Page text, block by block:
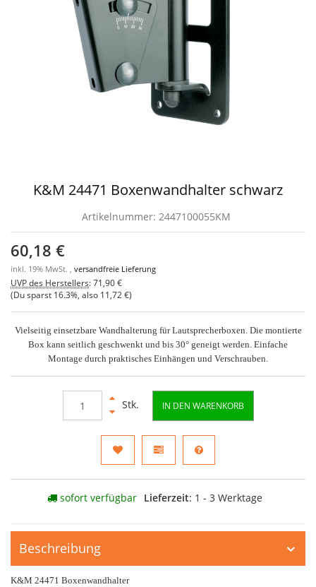
K&M 24471 Boxenwandhalter schwarz
Artikelnummer: 2447100055KM
60,18 €
inkl. 19% MwSt. , versandfreie Lieferung
UVP des Herstellers:71,90 €
(Du sparst 16.3% , also 11,72 €)
Vielseitig einsetzbare Wandhalterung für Lautsprecherboxen. Die montierte
Box kann seitlich geschwenkt und bis 30° geneigt werden. Einfache
Montage durch praktisches Einhängen und Verschrauben.
Stk. IN DEN WARENKORB
sofort verfügbar Lieferzeit: 1 - 3 Werktage
Beschreibung
K&M 24471 Boxenwandhalter